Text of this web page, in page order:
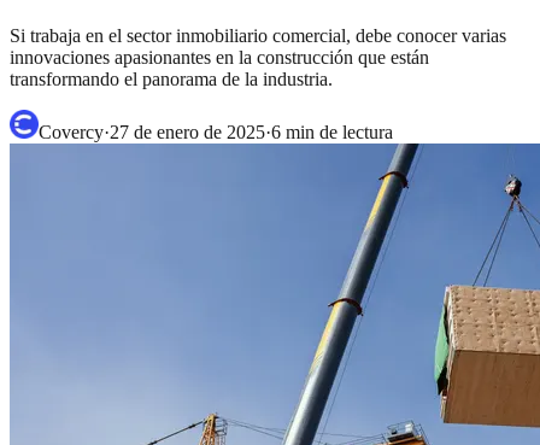
Si trabaja en el sector inmobiliario comercial, debe conocer varias
innovaciones apasionantes en la construcción que están
transformando el panorama de la industria.
Covercy·27 de enero de 2025·6 min de lectura